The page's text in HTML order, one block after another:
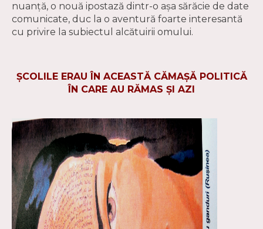
nuanţă, o nouă ipostază dintr-o aşa sărăcie de date
comunicate, duc la o aventură foarte interesantă
cu privire la subiectul alcătuirii omului.
ŞCOLILE ERAU ÎN ACEASTĂ CĂMAŞĂ POLITICĂ
ÎN CARE AU RĂMAS ŞI AZI